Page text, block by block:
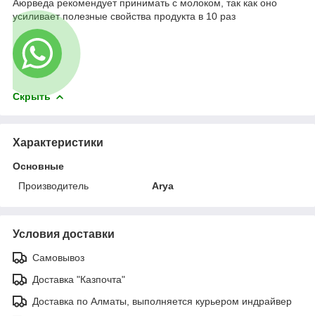
Аюрведа рекомендует принимать с молоком, так как оно
усиливает полезные свойства продукта в 10 раз
Скрыть
Характеристики
Основные
Производитель
Arya
Условия доставки
Самовывоз
Доставка "Казпочта"
Доставка по Алматы, выполняется курьером индрайвер